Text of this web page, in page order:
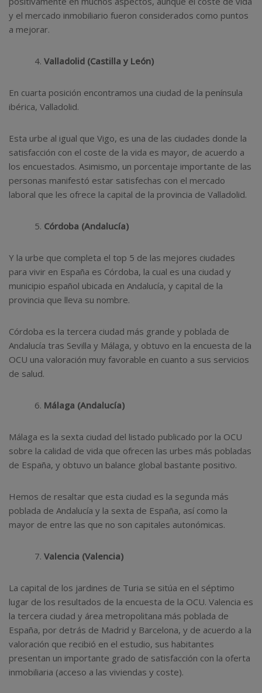
y el mercado inmobiliario fueron considerados como puntos
a mejorar.
Valladolid (Castilla y León)
En cuarta posición encontramos una ciudad de la península
ibérica, Valladolid.
Esta urbe al igual que Vigo, es una de las ciudades donde la
satisfacción con el coste de la vida es mayor, de acuerdo a
los encuestados. Asimismo, un porcentaje importante de las
personas manifestó estar satisfechas con el mercado
laboral que les ofrece la capital de la provincia de Valladolid.
Córdoba (Andalucía)
Y la urbe que completa el top 5 de las mejores ciudades
para vivir en España es Córdoba, la cual es una ciudad y
municipio español ubicada en Andalucía, y capital de la
provincia que lleva su nombre.
Córdoba es la tercera ciudad más grande y poblada de
Andalucía tras Sevilla y Málaga, y obtuvo en la encuesta de la
OCU una valoración muy favorable en cuanto a sus servicios
de salud.
Málaga (Andalucía)
Málaga es la sexta ciudad del listado publicado por la OCU
sobre la calidad de vida que ofrecen las urbes más pobladas
de España, y obtuvo un balance global bastante positivo.
Hemos de resaltar que esta ciudad es la segunda más
poblada de Andalucía y la sexta de España, así como la
mayor de entre las que no son capitales autonómicas.
Valencia (Valencia)
La capital de los jardines de Turia se sitúa en el séptimo
lugar de los resultados de la encuesta de la OCU. Valencia​ es
la tercera ciudad y área metropolitana más poblada de
España, por detrás de Madrid y Barcelona, y de acuerdo a la
valoración que recibió en el estudio, sus habitantes
presentan un importante grado de satisfacción con la oferta
inmobiliaria (acceso a las viviendas y coste).